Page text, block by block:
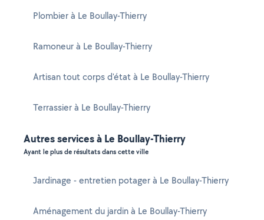
Plombier à Le Boullay-Thierry
Ramoneur à Le Boullay-Thierry
Artisan tout corps d'état à Le Boullay-Thierry
Terrassier à Le Boullay-Thierry
Autres services à Le Boullay-Thierry
Ayant le plus de résultats dans cette ville
Jardinage - entretien potager à Le Boullay-Thierry
Aménagement du jardin à Le Boullay-Thierry